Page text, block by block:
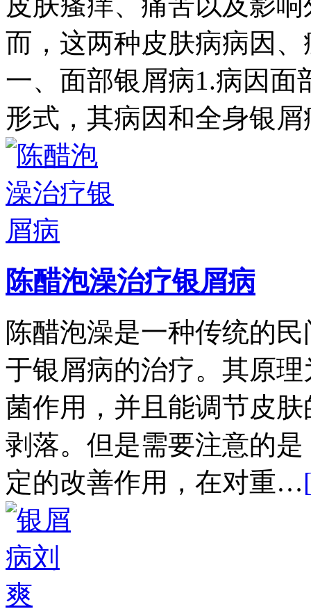
而，这两种皮肤病病因
一、面部银屑病1.病因
形式，其病因和全身银
陈醋泡澡治疗银屑病
陈醋泡澡是一种传统的
于银屑病的治疗。其原
菌作用，并且能调节皮
剥落。但是需要注意的
定的改善作用，在对重…